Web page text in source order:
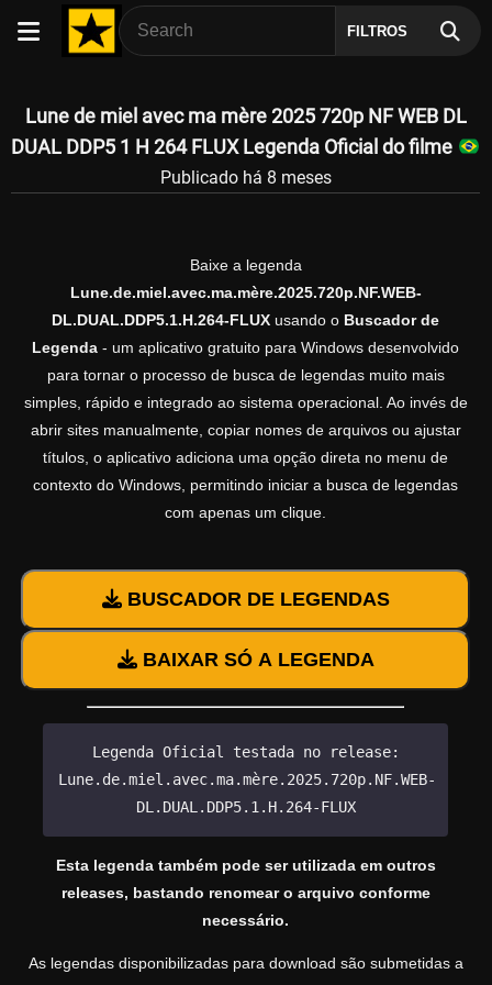
FILTROS
Lune de miel avec ma mère 2025 720p NF WEB DL
DUAL DDP5 1 H 264 FLUX Legenda Oficial do filme
Publicado há 8 meses
Baixe a legenda
Lune.de.miel.avec.ma.mère.2025.720p.NF.WEB-
DL.DUAL.DDP5.1.H.264-FLUX usando o Buscador de
Legenda - um aplicativo gratuito para Windows desenvolvido
para tornar o processo de busca de legendas muito mais
simples, rápido e integrado ao sistema operacional. Ao invés de
abrir sites manualmente, copiar nomes de arquivos ou ajustar
títulos, o aplicativo adiciona uma opção direta no menu de
contexto do Windows, permitindo iniciar a busca de legendas
com apenas um clique.
BUSCADOR DE LEGENDAS
BAIXAR SÓ A LEGENDA
Legenda Oficial testada no release:
Lune.de.miel.avec.ma.mère.2025.720p.NF.WEB-
DL.DUAL.DDP5.1.H.264-FLUX
Esta legenda também pode ser utilizada em outros
releases, bastando renomear o arquivo conforme
necessário.
As legendas disponibilizadas para download são submetidas a